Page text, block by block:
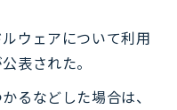
ウェアについて利用
表された。
るなどした場合は、